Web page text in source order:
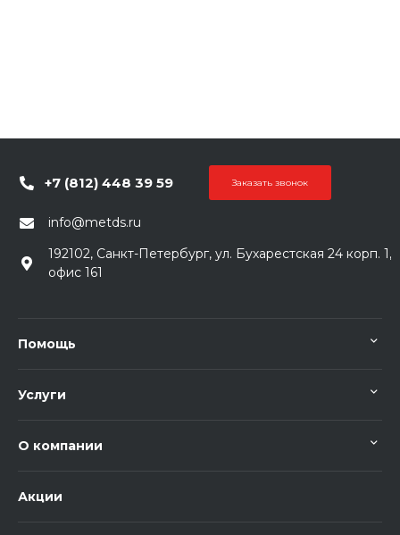
+7 (812) 448 39 59 Заказать звонок
info@metds.ru
192102, Санкт-Петербург, ул. Бухарестская 24 корп. 1,
офис 161
Помощь
Услуги
О компании
Акции